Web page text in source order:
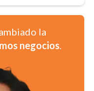
la
negocios.